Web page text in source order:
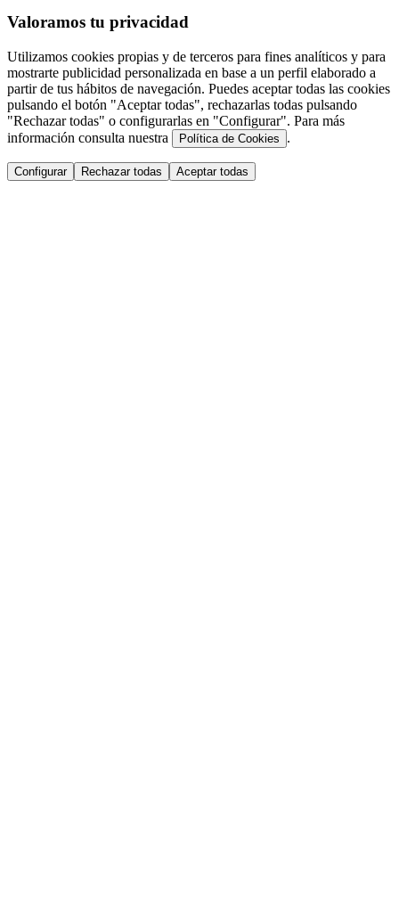
Valoramos tu privacidad
Utilizamos cookies propias y de terceros para fines analíticos y para
mostrarte publicidad personalizada en base a un perfil elaborado a
partir de tus hábitos de navegación. Puedes aceptar todas las cookies
pulsando el botón "Aceptar todas", rechazarlas todas pulsando
"Rechazar todas" o configurarlas en "Configurar". Para más
información consulta nuestra
Política de Cookies .
Configurar Rechazar todas Aceptar todas